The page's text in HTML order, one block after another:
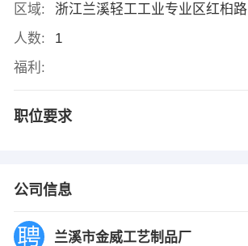
区域:
浙江兰溪轻工工业专业区红桕路
人数:
1
福利:
职位要求
公司信息
兰溪市金威工艺制品厂